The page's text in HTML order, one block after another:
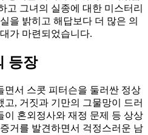
고 그녀의 실종에 대한 미스터리
을 밝히고 해답보다 더 많은 의
가 마련되었습니다.
등장
면서 스콧 피터슨을 둘러싼 정상
, 거짓과 기만의 그물망이 드러
이 혼외정사와 재정 문제 등 상상
거를 발견하면서 걱정스러운 남